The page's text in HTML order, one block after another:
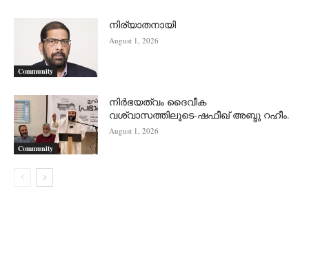
Community
നിര്യാതനായി
August 1, 2026
Community
നിർഭയത്വം ദൈവീക
വശ്വാസത്തിലൂടെ-ഷഫീഖ് അബ്ദു റഹീം.
August 1, 2026